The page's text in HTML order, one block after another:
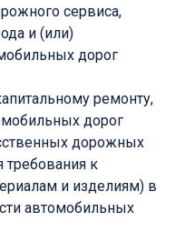
сервиса,
и (или)
дорог
ремонту,
дорог
дорожных
требования к
и изделиям) в
автомобильных